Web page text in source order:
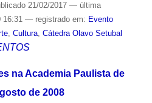
21/02/2017 — última
— registrado em: Evento
, Cultura, Cátedra Olavo Setubal
na Academia Paulista de
de 2008